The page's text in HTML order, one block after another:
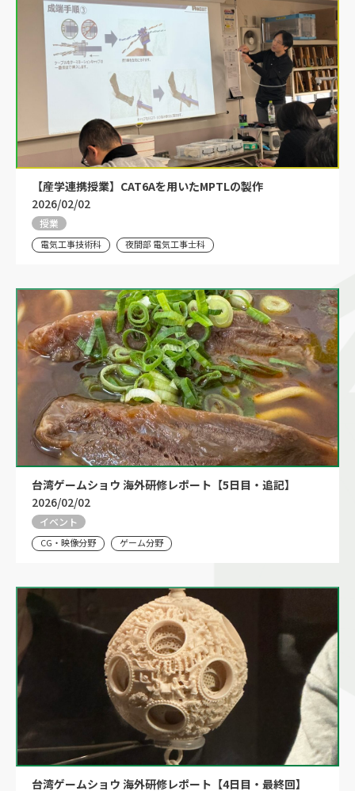
【産学連携授業】CAT6Aを用いたMPTLの製作
2026/02/02
授業
電気工事技術科 夜間部 電気工事士科
台湾ゲームショウ 海外研修レポート【5日目・追記】
2026/02/02
イベント
CG・映像分野 ゲーム分野
台湾ゲームショウ 海外研修レポート【4日目・最終回】